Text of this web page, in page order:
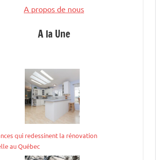
A propos de nous
A la Une
qui redessinent la rénovation
au Québec